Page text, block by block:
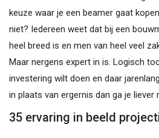
keuze waar je een beamer gaat
niet? Iedereen weet dat bij een
heel breed is en men van heel veel
Maar nergens expert in is. Logisch
investering wilt doen en daar
in plaats van ergernis dan ga je
35 ervaring in beeld